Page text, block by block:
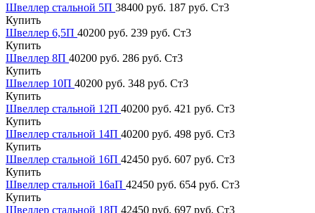
Швеллер стальной 5П 38400 руб. 187 руб. Ст3
Купить
Швеллер 6,5П 40200 руб. 239 руб. Ст3
Купить
Швеллер 8П 40200 руб. 286 руб. Ст3
Купить
Швеллер 10П 40200 руб. 348 руб. Ст3
Купить
Швеллер стальной 12П 40200 руб. 421 руб. Ст3
Купить
Швеллер стальной 14П 40200 руб. 498 руб. Ст3
Купить
Швеллер стальной 16П 42450 руб. 607 руб. Ст3
Купить
Швеллер стальной 16аП 42450 руб. 654 руб. Ст3
Купить
Швеллер стальной 18П 42450 руб. 697 руб. Ст3